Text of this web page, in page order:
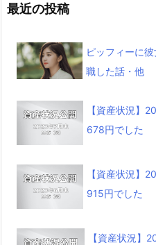
最近の投稿
ピッフィーに
職した話・他
【資産状況】
678円でした
【資産状況】
915円でした
【資産状況】